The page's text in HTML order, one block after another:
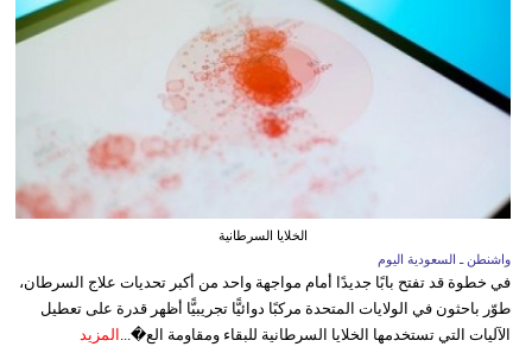
الخلايا السرطانية
واشنطن ـ السعودية اليوم
في خطوة قد تفتح بابًا جديدًا أمام مواجهة واحد من أكبر تحديات علاج السرطان،
طوّر باحثون في الولايات المتحدة مركبًا دوائيًّا تجريبيًّا أظهر قدرة على تعطيل
الآليات التي تستخدمها الخلايا السرطانية للبقاء ومقاومة الع�... المزيد